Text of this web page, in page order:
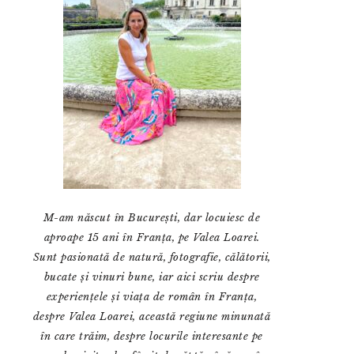
M-am născut în București, dar locuiesc de
aproape 15 ani în Franța, pe Valea Loarei.
Sunt pasionată de natură, fotografie, călătorii,
bucate și vinuri bune, iar aici scriu despre
experiențele și viața de român în Franța,
despre Valea Loarei, această regiune minunată
în care trăim, despre locurile interesante pe